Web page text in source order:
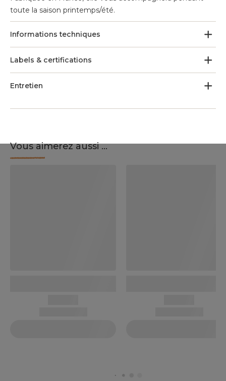
toute la saison printemps/été.
Informations techniques
Labels & certifications
Entretien
Vous aimerez aussi ...